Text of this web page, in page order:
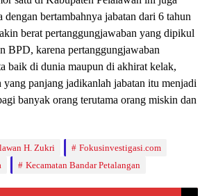
dengan bertambahnya jabatan dari 6 tahun
berat pertanggungjawaban yang dipikul
BPD, karena pertanggungjawaban
baik di dunia maupun di akhirat kelak,
yang panjang jadikanlah jabatan itu menjadi
banyak orang terutama orang miskin dan
H. Zukri
Fokusinvestigasi.com
Kecamatan Bandar Petalangan